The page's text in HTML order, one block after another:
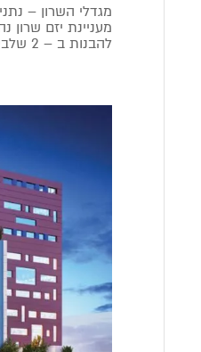
מעניינת יזם שרון
להבנות ב – 2 שלבים. ממוקם...